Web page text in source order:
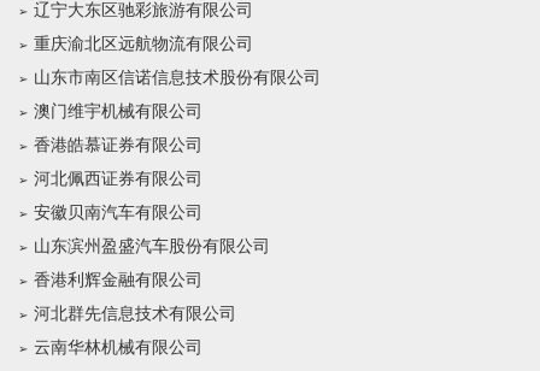
辽宁大东区驰彩旅游有限公司
重庆渝北区远航物流有限公司
山东市南区信诺信息技术股份有限公司
澳门维宇机械有限公司
香港皓慕证券有限公司
河北佩西证券有限公司
安徽贝南汽车有限公司
山东滨州盈盛汽车股份有限公司
香港利辉金融有限公司
河北群先信息技术有限公司
云南华林机械有限公司